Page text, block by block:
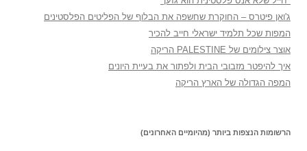
ג'ואן פיטרס – החוקרת שחשפה את הבלוף של הפליטים הפלסטינים
המפות שכל תלמיד ישראלי חייב להכיר
אוצר צילומים של PALESTINE הריקה
איך להיפטר מזבובי הבית ולפתור את בעיית היונים
המפה הגדולה של הארץ הריקה
הרשומות הנצפות ביותר (מהיומיים האחרונים)